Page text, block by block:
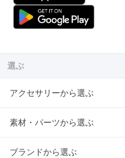
選ぶ
アクセサリーから選ぶ
素材・パーツから選ぶ
ブランドから選ぶ